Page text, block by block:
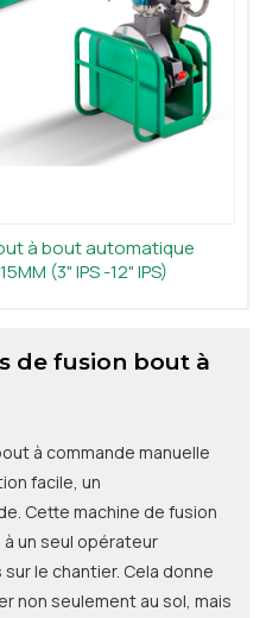
à bout automatique
(3" IPS -12" IPS)
de fusion bout à
à commande manuelle
facile, un
Cette machine de fusion
un seul opérateur
le chantier. Cela donne
non seulement au sol, mais